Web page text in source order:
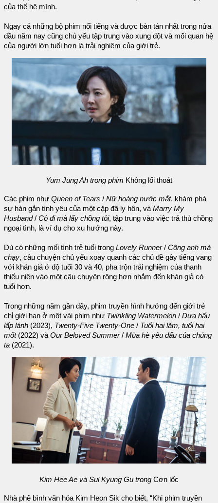
của thế hệ mình.
Ngay cả những bộ phim nổi tiếng và được bàn tán nhất trong nửa
đầu năm nay cũng chủ yếu tập trung vào xung đột và mối quan hệ
của người lớn tuổi hơn là trải nghiệm của giới trẻ.
Yum Jung Ah trong phim Không lối thoát
Các phim như Queen of Tears / Nữ hoàng nước mắt, khám phá
sự hàn gắn tình yêu của một cặp đã ly hôn, và Marry My
Husband/ Cô đi mà lấy chồng tôi, tập trung vào việc trả thù chồng
ngoại tình, là ví dụ cho xu hướng này.
Dù có những mối tình trẻ tuổi trong Lovely Runner/ Cõng anh mà
chạy, câu chuyện chủ yếu xoay quanh các chủ đề gây tiếng vang
với khán giả ở độ tuổi 30 và 40, pha trộn trải nghiệm của thanh
thiếu niên vào một câu chuyện rộng hơn nhắm đến khán giả có
tuổi hơn.
Trong những năm gần đây, phim truyền hình hướng đến giới trẻ
chỉ giới hạn ở một vài phim như Twinkling Watermelon / Dưa hấu
lấp lánh (2023), Twenty-Five Twenty-One / Tuổi hai lăm, tuổi hai
mốt(2022) và Our Beloved Summer/ Mùa hè yêu dấu của chúng
ta (2021).
Kim Hee Ae và Sul Kyung Gu trong Cơn lốc
Nhà phê bình văn hóa Kim Heon Sik cho biết, “Khi phim truyền